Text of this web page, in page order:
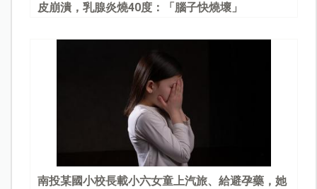
皮崩潰，乳腺炎燒40度：「腦子快燒壞」
南投某國小校長載小六女童上汽旅、給避孕藥，她